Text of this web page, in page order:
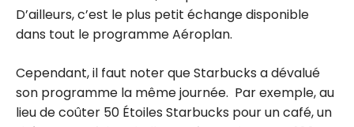
D’ailleurs, c’est le plus petit échange disponible
dans tout le programme Aéroplan.
Cependant, il faut noter que Starbucks a dévalué
son programme la même journée. Par exemple, au
lieu de coûter 50 Étoiles Starbucks pour un café, un